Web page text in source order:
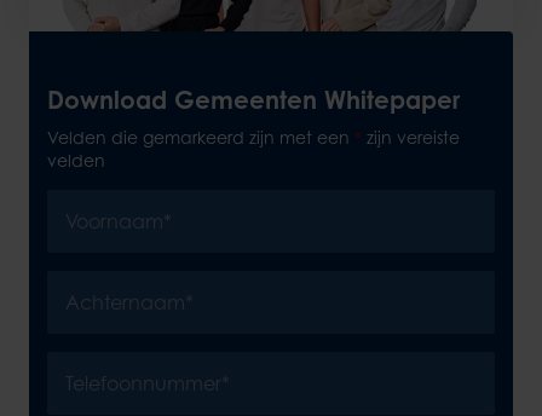
Download Gemeenten Whitepaper
Velden die gemarkeerd zijn met een * zijn vereiste
velden